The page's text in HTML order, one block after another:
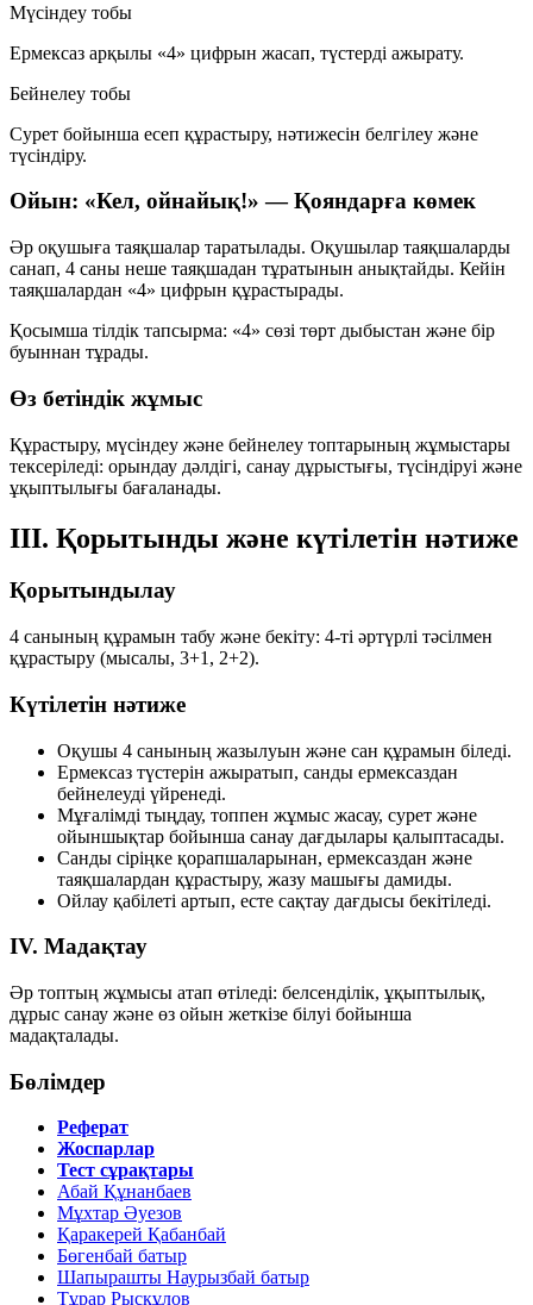
Мүсіндеу тобы
Ермексаз арқылы «4» цифрын жасап, түстерді ажырату.
Бейнелеу тобы
Сурет бойынша есеп құрастыру, нәтижесін белгілеу және
түсіндіру.
Ойын: «Кел, ойнайық!» — Қояндарға көмек
Әр оқушыға таяқшалар таратылады. Оқушылар таяқшаларды
санап, 4 саны неше таяқшадан тұратынын анықтайды. Кейін
таяқшалардан «4» цифрын құрастырады.
Қосымша тілдік тапсырма: «4» сөзі төрт дыбыстан және бір
буыннан тұрады.
Өз бетіндік жұмыс
Құрастыру, мүсіндеу және бейнелеу топтарының жұмыстары
тексеріледі: орындау дәлдігі, санау дұрыстығы, түсіндіруі және
ұқыптылығы бағаланады.
III. Қорытынды және күтілетін нәтиже
Қорытындылау
4 санының құрамын табу және бекіту: 4-ті әртүрлі тәсілмен
құрастыру (мысалы, 3+1 , 2+2).
Күтілетін нәтиже
Оқушы 4 санының жазылуын және сан құрамын біледі.
Ермексаз түстерін ажыратып, санды ермексаздан
бейнелеуді үйренеді.
Мұғалімді тыңдау, топпен жұмыс жасау, сурет және
ойыншықтар бойынша санау дағдылары қалыптасады.
Санды сіріңке қорапшаларынан, ермексаздан және
таяқшалардан құрастыру, жазу машығы дамиды.
Ойлау қабілеті артып, есте сақтау дағдысы бекітіледі.
IV. Мадақтау
Әр топтың жұмысы атап өтіледі: белсенділік, ұқыптылық,
дұрыс санау және өз ойын жеткізе білуі бойынша
мадақталады.
Бөлімдер
Реферат
Жоспарлар
Тест сұрақтары
Абай Құнанбаев
Мұхтар Әуезов
Қаракерей Қабанбай
Бөгенбай батыр
Шапырашты Наурызбай батыр
Тұрар Рысқұлов